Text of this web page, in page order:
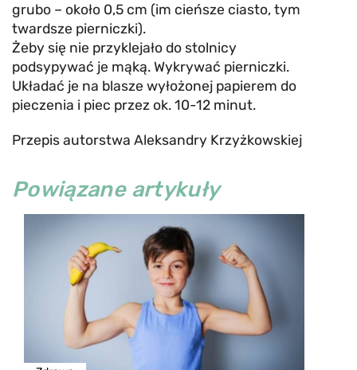
grubo – około 0,5 cm (im cieńsze ciasto, tym
twardsze pierniczki).
Żeby się nie przyklejało do stolnicy
podsypywać je mąką. Wykrywać pierniczki.
Układać je na blasze wyłożonej papierem do
pieczenia i piec przez ok. 10-12 minut.
Przepis autorstwa Aleksandry Krzyżkowskiej
Powiązane artykuły